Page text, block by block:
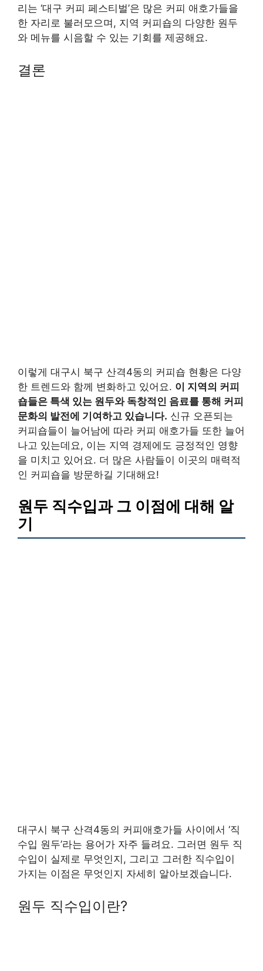
리는 ‘대구 커피 페스티벌’은 많은 커피 애호가들을
한 자리로 불러모으며, 지역 커피숍의 다양한 원두
와 메뉴를 시음할 수 있는 기회를 제공해요.
결론
이렇게 대구시 북구 산격4동의 커피숍 현황은 다양
한 트렌드와 함께 변화하고 있어요. 이 지역의 커피
숍들은 특색 있는 원두와 독창적인 음료를 통해 커피
문화의 발전에 기여하고 있습니다. 신규 오픈되는
커피숍들이 늘어남에 따라 커피 애호가들 또한 늘어
나고 있는데요, 이는 지역 경제에도 긍정적인 영향
을 미치고 있어요. 더 많은 사람들이 이곳의 매력적
인 커피숍을 방문하길 기대해요!
원두 직수입과 그 이점에 대해 알
기
대구시 북구 산격4동의 커피애호가들 사이에서 ‘직
수입 원두’라는 용어가 자주 들려요. 그러면 원두 직
수입이 실제로 무엇인지, 그리고 그러한 직수입이
가지는 이점은 무엇인지 자세히 알아보겠습니다.
원두 직수입이란?